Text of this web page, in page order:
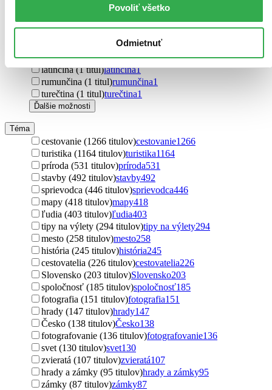
Povoliť všetko
Odmietnuť
čínština (8 titulov)čínština 8
portugalčina (7 titulov)portugalčina7
japončina2
holandčina (1 titul)holandčina1
latinčina (1 titul)latinčina1
rumunčina (1 titul)rumunčina1
turečtina (1 titul)turečtina1
Ďalšie možnosti
Téma
cestovanie (1266 titulov)cestovanie1266
turistika (1164 titulov)turistika1164
príroda (531 titulov)príroda531
stavby (492 titulov)stavby492
sprievodca (446 titulov)sprievodca446
mapy (418 titulov)mapy418
ľudia (403 titulov)ľudia403
tipy na výlety (294 titulov)tipy na výlety294
mesto (258 titulov)mesto258
história (245 titulov)história245
cestovatelia (226 titulov)cestovatelia226
Slovensko (203 titulov)Slovensko203
spoločnosť (185 titulov)spoločnosť185
fotografia (151 titulov)fotografia151
hrady (147 titulov)hrady147
Česko (138 titulov)Česko138
fotografovanie (136 titulov)fotografovanie136
svet (130 titulov)svet130
zvieratá (107 titulov)zvieratá107
hrady a zámky (95 titulov)hrady a zámky95
zámky (87 titulov)zámky87